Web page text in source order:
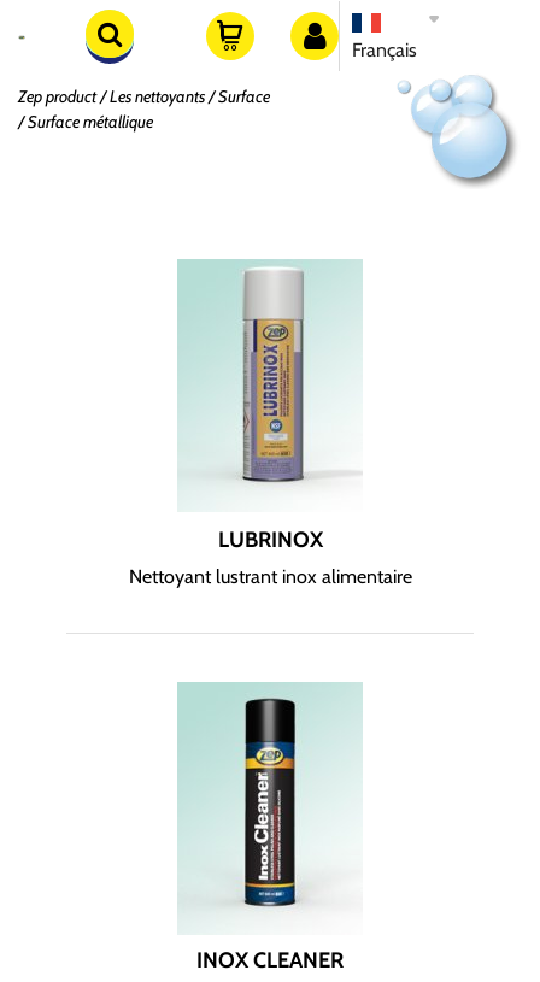
Français
Zep product Les nettoyants
Surface
Surface métallique
LUBRINOX
Nettoyant lustrant inox alimentaire
INOX CLEANER